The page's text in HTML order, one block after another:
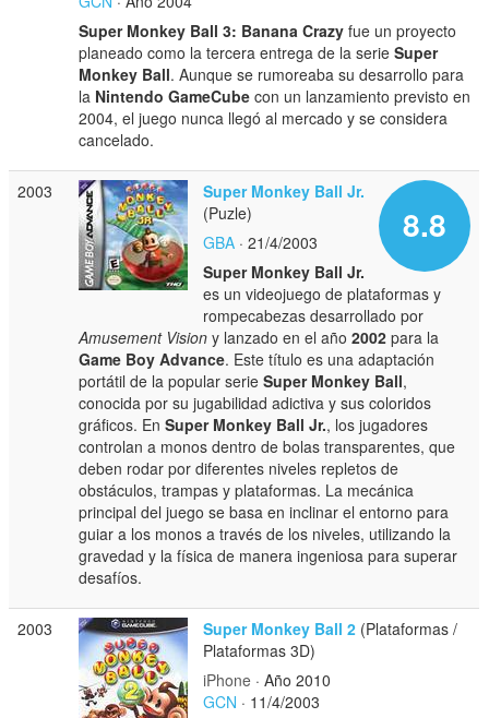
Super Monkey Ball 3: Banana Crazy fue un proyecto
planeado como la tercera entrega de la serieSuper
Monkey Ball. Aunque se rumoreaba su desarrollo para
la Nintendo GameCube con un lanzamiento previsto en
2004, el juego nunca llegó al mercado y se considera
cancelado.
2003
8.8
Super Monkey Ball Jr.
(Puzle)
GBA · 21/4/2003
Super Monkey Ball Jr.
es un videojuego de plataformas y
rompecabezas desarrollado por
Amusement Vision y lanzado en el año2002 para la
Game Boy Advance. Este título es una adaptación
portátil de la popular serieSuper Monkey Ball,
conocida por su jugabilidad adictiva y sus coloridos
gráficos. EnSuper Monkey Ball Jr., los jugadores
controlan a monos dentro de bolas transparentes, que
deben rodar por diferentes niveles repletos de
obstáculos, trampas y plataformas. La mecánica
principal del juego se basa en inclinar el entorno para
guiar a los monos a través de los niveles, utilizando la
gravedad y la física de manera ingeniosa para superar
desafíos.
2003 Super Monkey Ball 2 (Plataformas /
Plataformas 3D)
iPhone · Año 2010
GCN · 11/4/2003